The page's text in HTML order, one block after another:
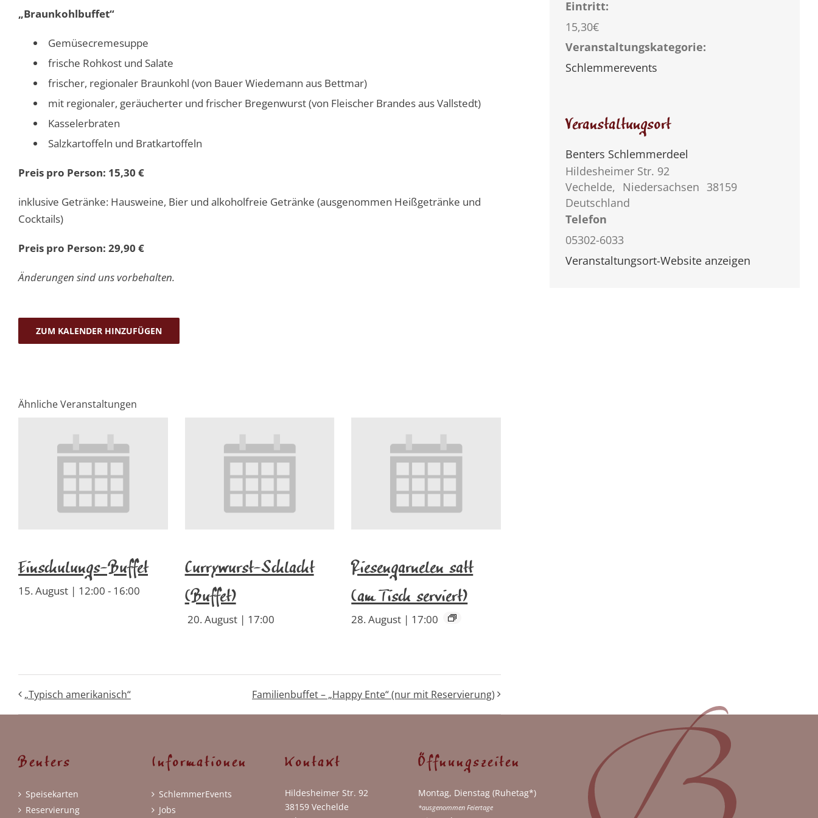
„Braunkohlbuffet“
Gemüsecremesuppe
frische Rohkost und Salate
frischer, regionaler Braunkohl (von Bauer Wiedemann aus Bettmar)
mit regionaler, geräucherter und frischer Bregenwurst (von Fleischer Brandes aus Vallstedt)
Kasselerbraten
Salzkartoffeln und Bratkartoffeln
Preis pro Person: 15,30 €
inklusive Getränke: Hausweine, Bier und alkoholfreie Getränke (ausgenommen Heißgetränke und
Cocktails)
Preis pro Person: 29,90 €
Änderungen sind uns vorbehalten.
ZUM KALENDER HINZUFÜGEN
Ähnliche Veranstaltungen
Einschulungs-Buffet
15. August | 12:00 - 16:00
Currywurst-Schlacht
(Buffet)
20. August | 17:00
Riesengarnelen satt
(am Tisch serviert)
28. August | 17:00
„Typisch amerikanisch“ Familienbuffet – „Happy Ente“ (nur mit Reservierung)
Eintritt:
15,30€
Veranstaltungskategorie:
Schlemmerevents
Veranstaltungsort
Benters Schlemmerdeel
Hildesheimer Str. 92
Vechelde, Niedersachsen 38159
Deutschland
Telefon
05302-6033
Veranstaltungsort-Website anzeigen
Benters
Speisekarten
Reservierung
Informationen
SchlemmerEvents
Jobs
Kontakt
Hildesheimer Str. 92
38159 Vechelde
Öffnungszeiten
Montag, Dienstag (Ruhetag*)
*ausgenommen Feiertage